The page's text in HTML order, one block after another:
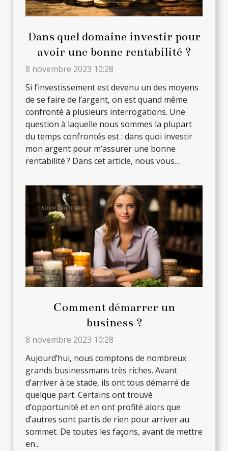
Dans quel domaine investir pour
avoir une bonne rentabilité ?
8 novembre 2023 10:28
Si l’investissement est devenu un des moyens
de se faire de l’argent, on est quand même
confronté à plusieurs interrogations. Une
question à laquelle nous sommes la plupart
du temps confrontés est : dans quoi investir
mon argent pour m’assurer une bonne
rentabilité ? Dans cet article, nous vous...
Comment démarrer un
business ?
8 novembre 2023 10:28
Aujourd’hui, nous comptons de nombreux
grands businessmans très riches. Avant
d’arriver à ce stade, ils ont tous démarré de
quelque part. Certains ont trouvé
d’opportunité et en ont profité alors que
d’autres sont partis de rien pour arriver au
sommet. De toutes les façons, avant de mettre
en...